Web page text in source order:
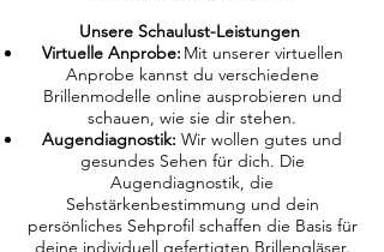
Unsere Schaulust-Leistungen
Virtuelle Anprobe: Mit unserer virtuellen
Anprobe kannst du verschiedene
Brillenmodelle online ausprobieren und
schauen, wie sie dir stehen.
Augendiagnostik: Wir wollen gutes und
gesundes Sehen für dich. Die
Augendiagnostik, die
Sehstärkenbestimmung und dein
persönliches Sehprofil schaffen die Basis für
deine individuell gefertigten Brillengläser.